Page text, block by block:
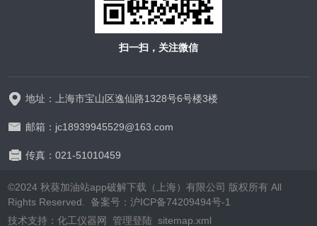
扫一扫，关注微信
地址：上海市宝山区逸仙路1328号6号楼3楼
邮箱：jc18939945529@163.com
传真：021-51010459
©2024 秋葵加油站app破解下载（上海）有限公司 版权所有 All
Rights Reserved. 备案号：沪ICP备74209494号-1
技术支持：化工仪器网 管理登陆 sitemap.xml